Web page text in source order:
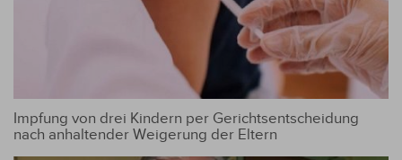
Impfung von drei Kindern per Gerichtsentscheidung
nach anhaltender Weigerung der Eltern